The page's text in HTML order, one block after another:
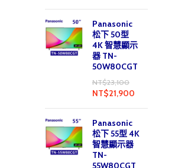
Panasonic
松下 50型
4K 智慧顯示
器 TN-
50W80CGT
NT$23,100
NT$21,900
Panasonic
松下 55型 4K
智慧顯示器
TN-
55W80CGT